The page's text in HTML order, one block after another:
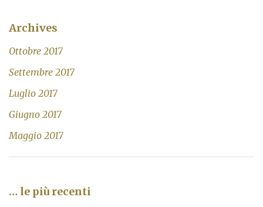
Archives
Ottobre 2017
Settembre 2017
Luglio 2017
Giugno 2017
Maggio 2017
… le più recenti